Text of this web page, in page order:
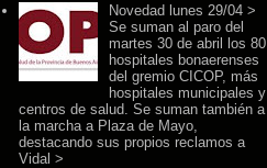
Novedad lunes 29/04 >
Se suman al paro del
martes 30 de abril los 80
hospitales bonaerenses
del gremio CICOP, más
hospitales municipales y
centros de salud. Se suman también a
la marcha a Plaza de Mayo,
destacando sus propios reclamos a
Vidal >